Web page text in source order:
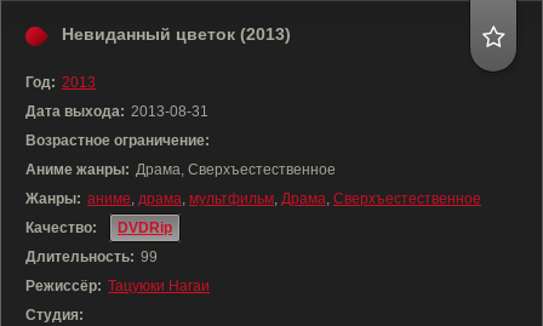
Невиданный цветок (2013)
Год: 2013
Дата выхода: 2013-08-31
Возрастное ограничение:
Аниме жанры: Драма, Сверхъестественное
Жанры: аниме, драма, мультфильм, Драма, Сверхъестественное
Качество:
DVDRip
Длительность: 99
Режиссёр: Тацуюки Нагаи
Студия: